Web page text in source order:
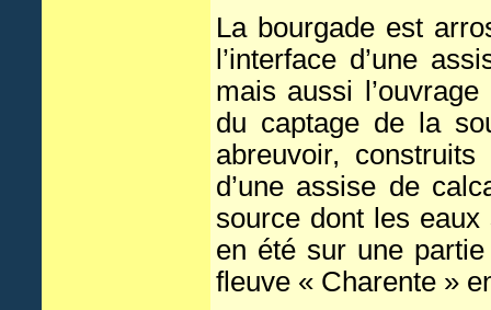
La bourgade est
l’interface d’une
mais aussi
du captage de la
abreuvoir,
d’une assise de
source dont les eaux
en été sur une
fleuve « Charente »